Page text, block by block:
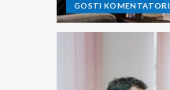
GOSTI KOMENTATORI